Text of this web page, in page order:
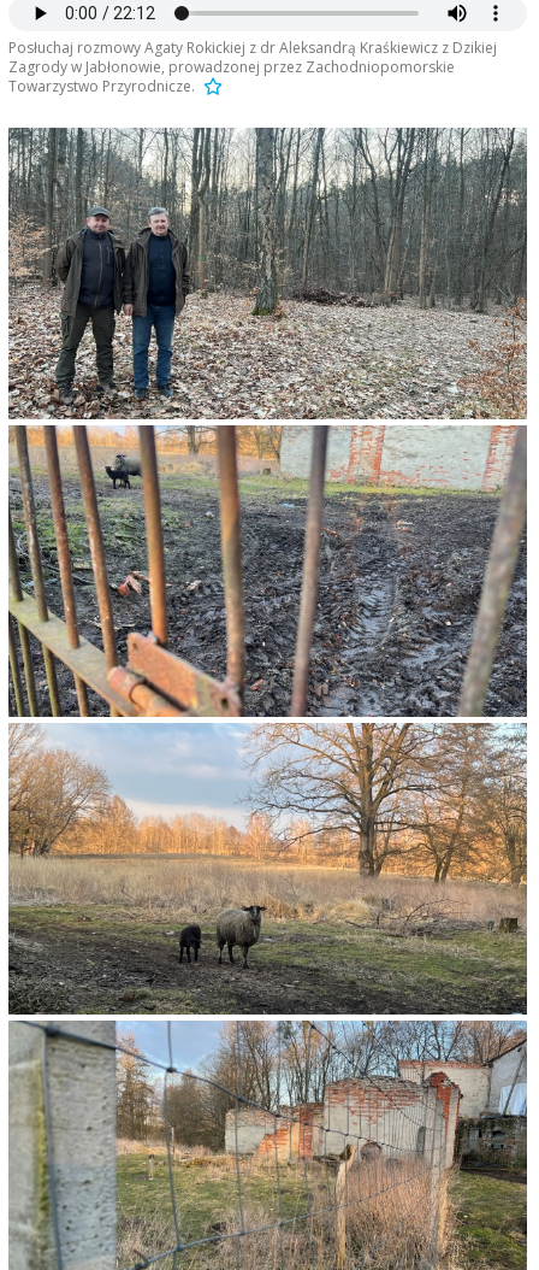
Posłuchaj rozmowy Agaty Rokickiej z dr Aleksandrą Kraśkiewicz z Dzikiej
Zagrody w Jabłonowie, prowadzonej przez Zachodniopomorskie
Towarzystwo Przyrodnicze.